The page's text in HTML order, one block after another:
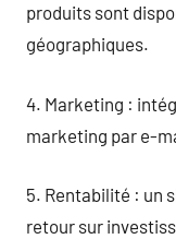
produits sont
géographiques.
4. Marketing :
marketing par e-
5. Rentabilité : un
retour sur